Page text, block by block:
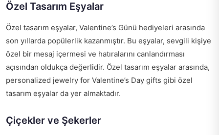
Özel Tasarım Eşyalar
Özel tasarım eşyalar, Valentine’s Günü hediyeleri arasında
son yıllarda popülerlik kazanmıştır. Bu eşyalar, sevgili kişiye
özel bir mesaj içermesi ve hatıralarını canlandırması
açısından oldukça değerlidir. Özel tasarım eşyalar arasında,
personalized jewelry for Valentine’s Day gifts gibi özel
tasarım eşyalar da yer almaktadır.
Çiçekler ve Şekerler